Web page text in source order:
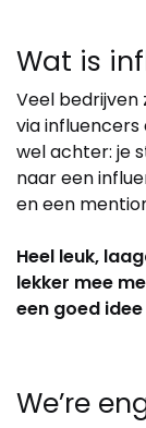
Wat is
Veel
via
wel achter: je
naar een
en een
Heel leuk,
lekker mee
een goed
We’re